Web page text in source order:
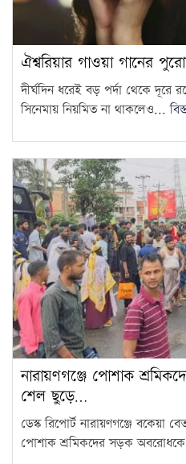
ঐশ্বরিয়ার গাওয়া গানের
দীর্ঘদিন ধরেই বড় পর্দা থেকে দূরে
সিনেমায় নিয়মিত না থাকলেও...
নারায়ণগঞ্জে পোশাক
শেল ছুড়ে…
ডেস্ক রিপোর্ট নারায়ণগঞ্জে বকেয়া
পোশাক শ্রমিকদের সড়ক